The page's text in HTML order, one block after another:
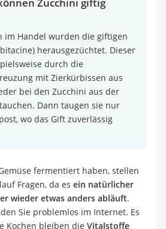
Zucchini giftig
im Handel wurden die giftigen
herausgezüchtet. Dieser
durch die
mit Zierkürbissen aus
bei den Zucchini aus der
Dann taugen sie nur
wo das Gift zuverlässig
fermentiert haben, stellen
Fragen, da es ein natürlicher
wieder etwas anders abläuft.
Sie problemlos im Internet. Es
Kochen bleiben die Vitalstoffe